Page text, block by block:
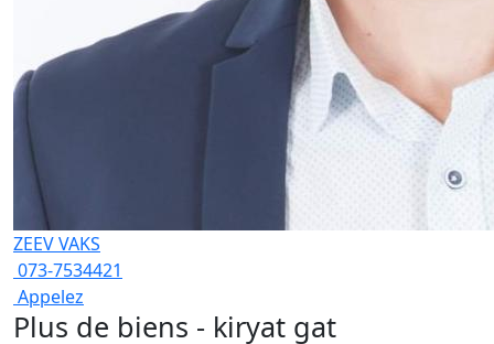
ZEEV VAKS
073-7534421
Appelez
Plus de biens - kiryat gat